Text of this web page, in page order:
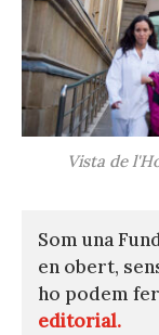
Vista de
Som una
en obert,
ho podem
editorial.